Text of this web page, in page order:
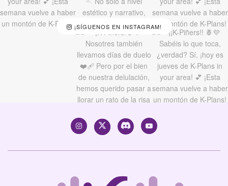
¡SÍGUENOS EN INSTAGRAM!